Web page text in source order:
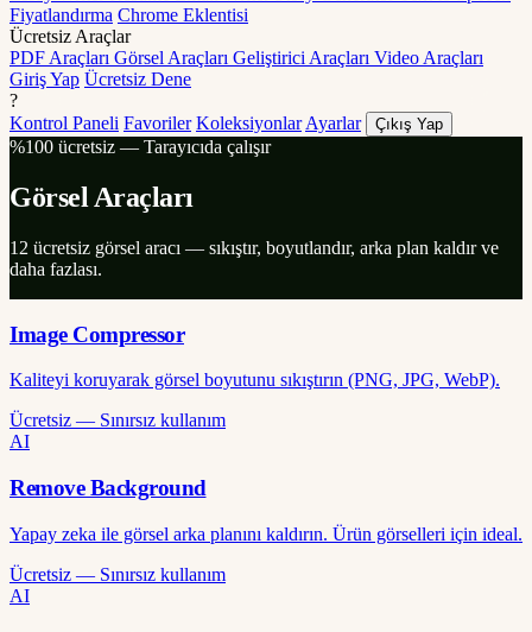
Fiyatlandırma Chrome Eklentisi
Ücretsiz Araçlar
PDF Araçları Görsel Araçları Geliştirici Araçları Video Araçları
Giriş Yap Ücretsiz Dene
?
Kontrol Paneli Favoriler Koleksiyonlar Ayarlar Çıkış Yap
%100 ücretsiz — Tarayıcıda çalışır
Görsel Araçları
12 ücretsiz görsel aracı — sıkıştır, boyutlandır, arka plan kaldır ve
daha fazlası.
Image Compressor
Kaliteyi koruyarak görsel boyutunu sıkıştırın (PNG, JPG, WebP).
Ücretsiz — Sınırsız kullanım
AI
Remove Background
Yapay zeka ile görsel arka planını kaldırın. Ürün görselleri için ideal.
Ücretsiz — Sınırsız kullanım
AI